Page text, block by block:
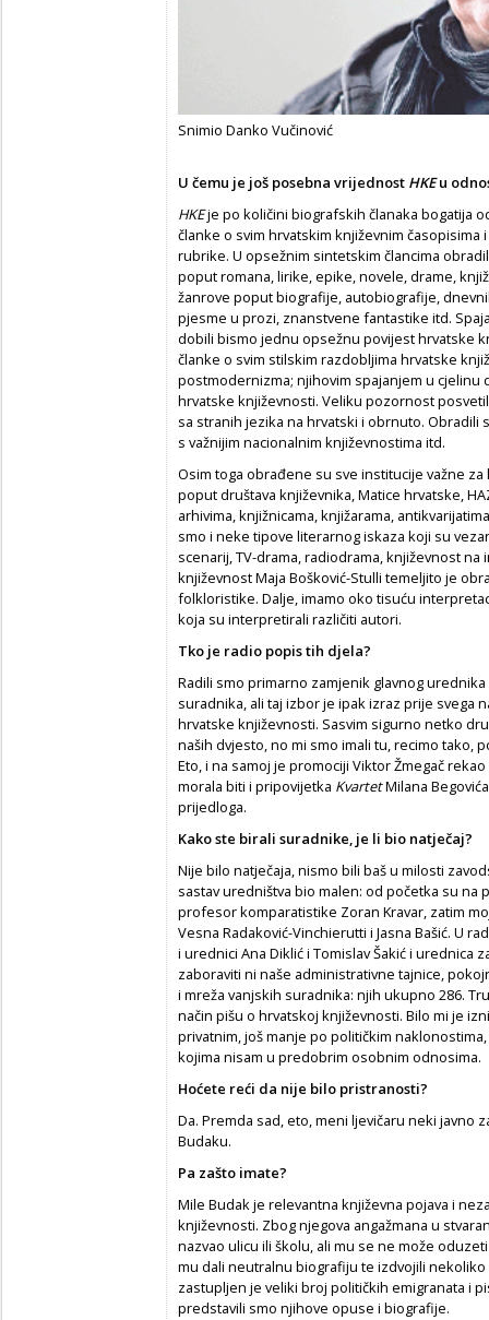
Snimio Danko Vučinović
U čemu je još posebna vrijednost HKEu
HKEje po količini biografskih članaka bogatija
članke o svim hrvatskim književnim
rubrike. U opsežnim sintetskim člancima
poput romana, lirike, epike, novele, drame,
žanrove poput biografije, autobiografije,
pjesme u prozi, znanstvene fantastike itd.
dobili bismo jednu opsežnu povijest hrvatske
članke o svim stilskim razdobljima hrvatske
postmodernizma; njihovim spajanjem u
hrvatske književnosti. Veliku pozornost
sa stranih jezika na hrvatski i obrnuto.
s važnijim nacionalnim književnostima itd.
Osim toga obrađene su sve institucije važne
poput društava književnika, Matice hrvatske,
arhivima, knjižnicama, knjižarama,
smo i neke tipove literarnog iskaza koji su
scenarij, TV-drama, radiodrama, književnost
književnost Maja Bošković-Stulli temeljito je
folkloristike. Dalje, imamo oko tisuću
koja su interpretirali različiti autori.
Tko je radio popis tih djela?
Radili smo primarno zamjenik glavnog
suradnika, ali taj izbor je ipak izraz prije svega
hrvatske književnosti. Sasvim sigurno netko
naših dvjesto, no mi smo imali tu, recimo tako,
Eto, i na samoj je promociji Viktor Žmegač
morala biti i pripovijetka KvartetMilana
prijedloga.
Kako ste birali suradnike, je li bio natječaj?
Nije bilo natječaja, nismo bili baš u milosti
sastav uredništva bio malen: od početka su
profesor komparatistike Zoran Kravar, zatim
Vesna Radaković-Vinchierutti i Jasna Bašić. U
i urednici Ana Diklić i Tomislav Šakić i urednica
zaboraviti ni naše administrativne tajnice,
i mreža vanjskih suradnika: njih ukupno 286.
način pišu o hrvatskoj književnosti. Bilo mi je
privatnim, još manje po političkim
kojima nisam u predobrim osobnim odnosima.
Hoćete reći da nije bilo pristranosti?
Da. Premda sad, eto, meni ljevičaru neki javno
Budaku.
Pa zašto imate?
Mile Budak je relevantna književna pojava i
književnosti. Zbog njegova angažmana u
nazvao ulicu ili školu, ali mu se ne može
mu dali neutralnu biografiju te izdvojili
zastupljen je veliki broj političkih emigranata i
predstavili smo njihove opuse i biografije.